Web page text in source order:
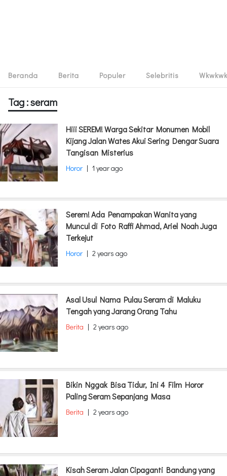
Beranda Berita Populer Selebritis Wkwkwk
Tag : seram
Hiii SEREM! Warga Sekitar Monumen Mobil
Kijang Jalan Wates Akui Sering Dengar Suara
Tangisan Misterius
Horor | 1 year ago
Serem! Ada Penampakan Wanita yang
Muncul di Foto Raffi Ahmad, Ariel Noah Juga
Terkejut
Horor | 2 years ago
Asal Usul Nama Pulau Seram di Maluku
Tengah yang Jarang Orang Tahu
Berita | 2 years ago
Bikin Nggak Bisa Tidur, Ini 4 Film Horor
Paling Seram Sepanjang Masa
Berita | 2 years ago
Kisah Seram Jalan Cipaganti Bandung yang